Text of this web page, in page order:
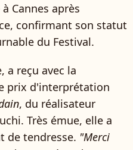
Cannes après
confirmant son statut
du Festival.
a reçu avec la
prix d'interprétation
, du réalisateur
Très émue, elle a
de tendresse. "Merci